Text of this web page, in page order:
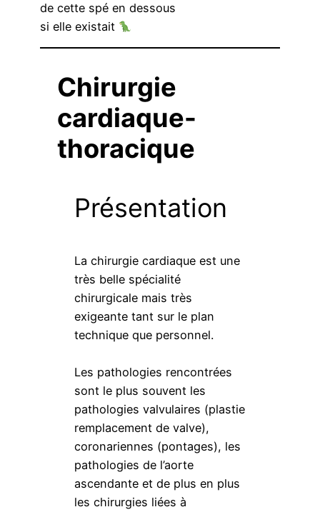
de cette spé en dessous
si elle existait
Chirurgie
cardiaque-
thoracique
Présentation
La chirurgie cardiaque est une
très belle spécialité
chirurgicale mais très
exigeante tant sur le plan
technique que personnel.
Les pathologies rencontrées
sont le plus souvent les
pathologies valvulaires (plastie
remplacement de valve),
coronariennes (pontages), les
pathologies de l’aorte
ascendante et de plus en plus
les chirurgies liées à